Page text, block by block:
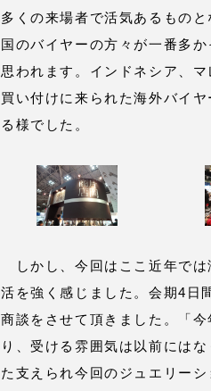
多くの来場者で活気あるもの
国のバイヤーの方々が一番多
思われます。インドネシア、
買い付けに来られた海外バイ
る様でした。
しかし、今回はここ近年では
活を強く感じました。会期4日
商談をさせて頂きました。「
り、受ける雰囲気は以前には
た支えられ今回のジュエリー